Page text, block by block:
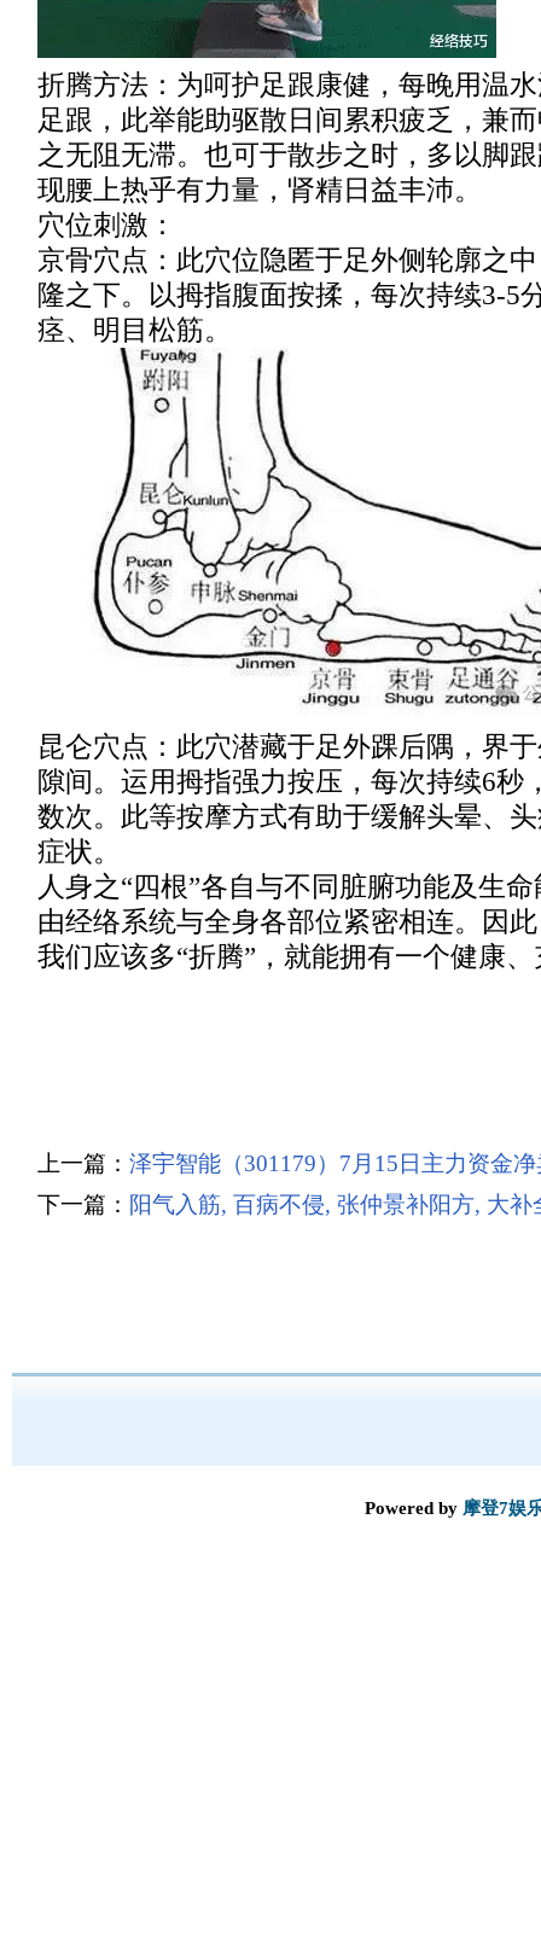
折腾方法：为呵护足跟康健，每晚用温
足跟，此举能助驱散日间累积疲乏，兼
之无阻无滞。也可于散步之时，多以脚
现腰上热乎有力量，肾精日益丰沛。
穴位刺激：
京骨穴点：此穴位隐匿于足外侧轮廓之
隆之下。以拇指腹面按揉，每次持续3-5
痉、明目松筋。
昆仑穴点：此穴潜藏于足外踝后隅，界
隙间。运用拇指强力按压，每次持续6秒
数次。此等按摩方式有助于缓解头晕、
症状。
人身之“四根”各自与不同脏腑功能及生
由经络系统与全身各部位紧密相连。因
我们应该多“折腾”，就能拥有一个健康
上一篇： 泽宇智能（301179）7月15日主力资金
下一篇： 阳气入筋, 百病不侵, 张仲景补阳方, 大
Powered by 摩登7娱